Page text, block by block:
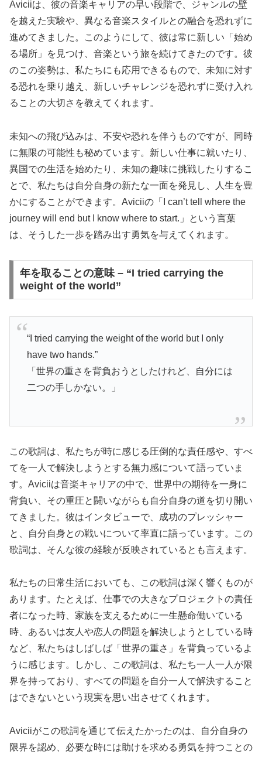
Aviciiは、彼の音楽キャリアの早い段階で、ジャンルの壁
を越えた実験や、異なる音楽スタイルとの融合を恐れずに
進めてきました。このようにして、彼は常に新しい「始め
る場所」を見つけ、音楽という旅を続けてきたのです。彼
のこの姿勢は、私たちにも応用できるもので、未知に対す
る恐れを乗り越え、新しいチャレンジを恐れずに受け入れ
ることの大切さを教えてくれます。
未知への飛び込みは、不安や恐れを伴うものですが、同時
に無限の可能性も秘めています。新しい仕事に就いたり、
異国での生活を始めたり、未知の趣味に挑戦したりするこ
とで、私たちは自分自身の新たな一面を発見し、人生を豊
かにすることができます。Aviciiの「I can’t tell where the
journey will end but I know where to start.」という言葉
は、そうした一歩を踏み出す勇気を与えてくれます。
年を取ることの意味 – “I tried carrying the
weight of the world”
“I tried carrying the weight of the world but I only
have two hands.”
「世界の重さを背負おうとしたけれど、自分には
二つの手しかない。」
この歌詞は、私たちが時に感じる圧倒的な責任感や、すべ
てを一人で解決しようとする無力感について語っていま
す。Aviciiは音楽キャリアの中で、世界中の期待を一身に
背負い、その重圧と闘いながらも自分自身の道を切り開い
てきました。彼はインタビューで、成功のプレッシャー
と、自分自身との戦いについて率直に語っています。この
歌詞は、そんな彼の経験が反映されているとも言えます。
私たちの日常生活においても、この歌詞は深く響くものが
あります。たとえば、仕事での大きなプロジェクトの責任
者になった時、家族を支えるために一生懸命働いている
時、あるいは友人や恋人の問題を解決しようとしている時
など、私たちはしばしば「世界の重さ」を背負っているよ
うに感じます。しかし、この歌詞は、私たち一人一人が限
界を持っており、すべての問題を自分一人で解決すること
はできないという現実を思い出させてくれます。
Aviciiがこの歌詞を通じて伝えたかったのは、自分自身の
限界を認め、必要な時には助けを求める勇気を持つことの